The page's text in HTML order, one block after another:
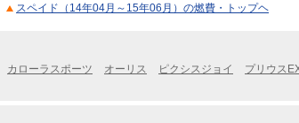
スペイド（14年04月～15年06月）の燃費・トップヘ
カローラスポーツ オーリス ピクシスジョイ プリウス